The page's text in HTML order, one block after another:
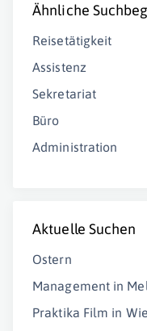
Ähnliche
Reisetätigkeit
Assistenz
Sekretariat
Büro
Administration
Aktuelle Suchen
Ostern
Management in
Praktika Film in